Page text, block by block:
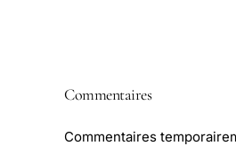
Commentaires
Commentaires